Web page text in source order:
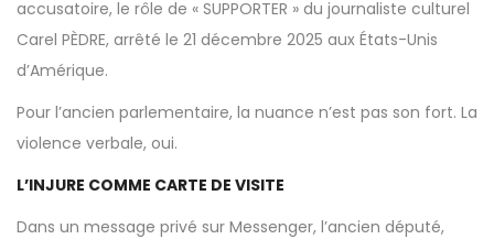
accusatoire, le rôle de « SUPPORTER » du journaliste culturel
Carel PÈDRE, arrêté le 21 décembre 2025 aux États-Unis
d’Amérique.
Pour l’ancien parlementaire, la nuance n’est pas son fort. La
violence verbale, oui.
L’INJURE COMME CARTE DE VISITE
Dans un message privé sur Messenger, l’ancien député,